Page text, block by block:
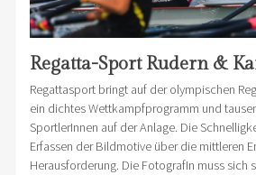
Regatta-Sport Rudern &
Regattasport bringt auf der olympischen
ein dichtes Wettkampfprogramm und
SportlerInnen auf der Anlage. Die
Erfassen der Bildmotive über die mittleren
Herausforderung. Die FotografIn muss sich